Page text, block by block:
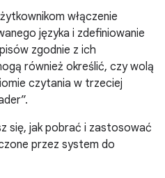
włączenie
języka i zdefiniowanie
zgodnie z ich
również określić, czy wolą
czytania w trzeciej
się, jak pobrać i zastosować
przez system do